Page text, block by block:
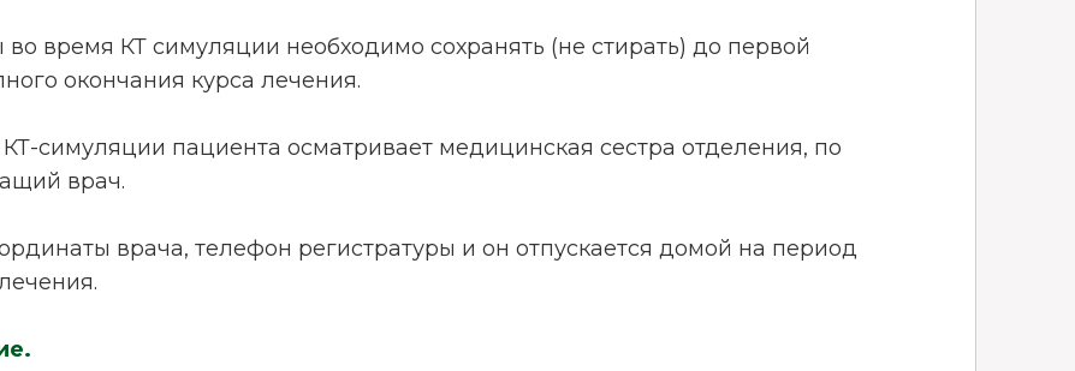
время КТ симуляции необходимо сохранять (не стирать) до первой
окончания курса лечения.
симуляции пациента осматривает медицинская сестра отделения, по
врач.
врача, телефон регистратуры и он отпускается домой на период